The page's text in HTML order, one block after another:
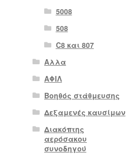
5008
508
C8 και 807
Αλλα
ΑΦΙΛ
Βοηθός στάθμευσης
Δεξαμενές καυσίμων
Διακόπτης
αερόσακου
συνοδηγού